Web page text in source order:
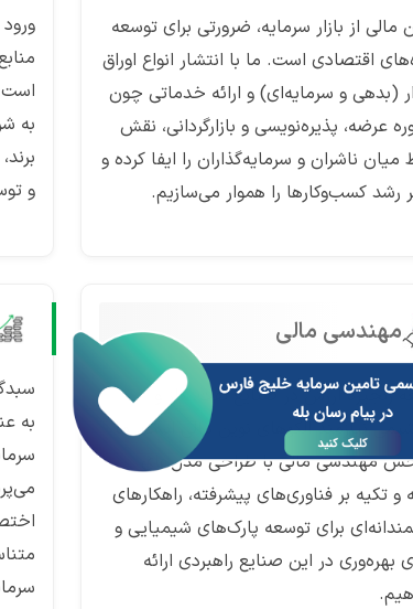
مالی از بازار سرمایه، ضرورتی برای توسعه
اقتصادی است. ما با انتشار انواع اوراق
(بدهی و سرمایه‌ای) و ارائه خدماتی چون
عرضه، پذیره‌نویسی و بازارگردانی، نقش
ناشران و سرمایه‌گذاران را ایفا کرده و
رشد کسب‌وکارها را هموار می‌سازیم.
به
و
مهندسی مالی
زنجیره ارزش در صنایع نفت، گاز و
نیازمند الگوهای نوین مالی است. ما
مهندسی مالی با طراحی مدل‌های
و تکیه بر فناوری‌های پیشرفته، راهکارهای
برای توسعه پارک‌های شیمیایی و
بهره‌وری در این صنایع راهبردی ارائه
به